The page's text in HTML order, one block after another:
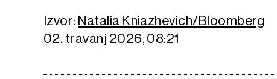
Izvor: Natalia Kniazhevich/Bloomberg
02. travanj 2026, 08:21